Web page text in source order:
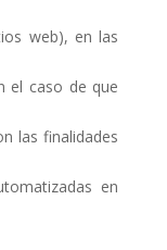
web), en las
el caso de que
las finalidades
en